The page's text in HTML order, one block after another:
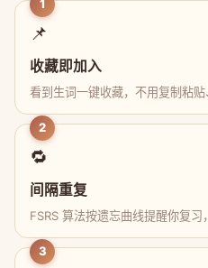
1
📌
收藏即加入
看到生词一键收藏，不用复制粘贴
2
🔁
间隔重复
FSRS 算法按遗忘曲线提醒你复习
3